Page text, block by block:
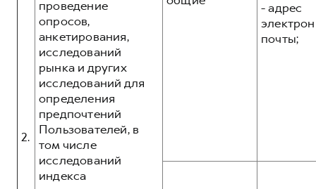
2.
проведение
опросов,
анкетирования,
исследований
рынка и других
исследований для
определения
предпочтений
Пользователей, в
том числе
исследований
индекса
- адрес
почты;